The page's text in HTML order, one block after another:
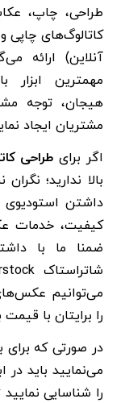
طراحی، چاپ،
آنلاین) ارائه
مهمترین ابزار
هیجان،توجه
مشتریان ایجاد
اگر برای طراحی
بالا ندارید؛
داشتن استودیوی
کیفیت، خدمات
ضمنا ما با
می‌توانیم
را برایتان با
در صورتی که برای
می‌نمایید باید در
را شناسایی